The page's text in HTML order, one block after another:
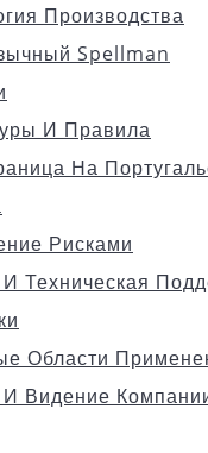
Производства
Spellman
И Правила
На
Рисками
Техническая
Области
Видение